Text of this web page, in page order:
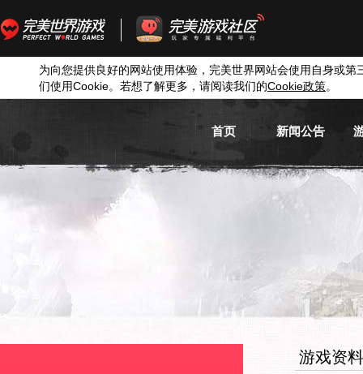
为向您提供良好的网站使用体验，完美世界网站会使用自身或第
们使用Cookie。若想了解更多，请阅读我们的Cookie政策。
首页 新闻公告
游戏新闻
活动信息
游戏资料